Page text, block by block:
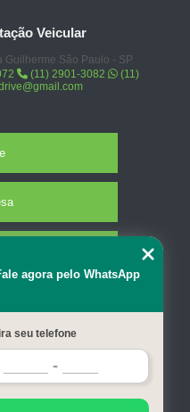
Veicular
São Paulo - SP
(11) 2901-3082
(11)
site
agora pelo WhatsApp
seu telefone